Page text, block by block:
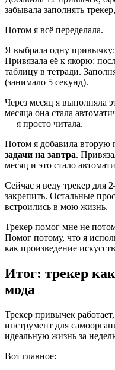
забывала заполнять
Потом я всё переделала.
Я выбрала одну привычку:
Привязала её к якорю:
таблицу в тетради.
(занимало 5 секунд).
Через месяц я выполняла
месяца она стала
— я просто читала.
Потом я добавила вторую
задачи на завтра.
месяц и это стало
Сейчас я веду трекер для
закрепить. Остальные
встроились в мою жизнь.
Трекер помог мне не
Помог потому, что я
как произведение
Итог: трекер
мода
Трекер привычек
инструмент для
идеальную жизнь за
Вот главное: